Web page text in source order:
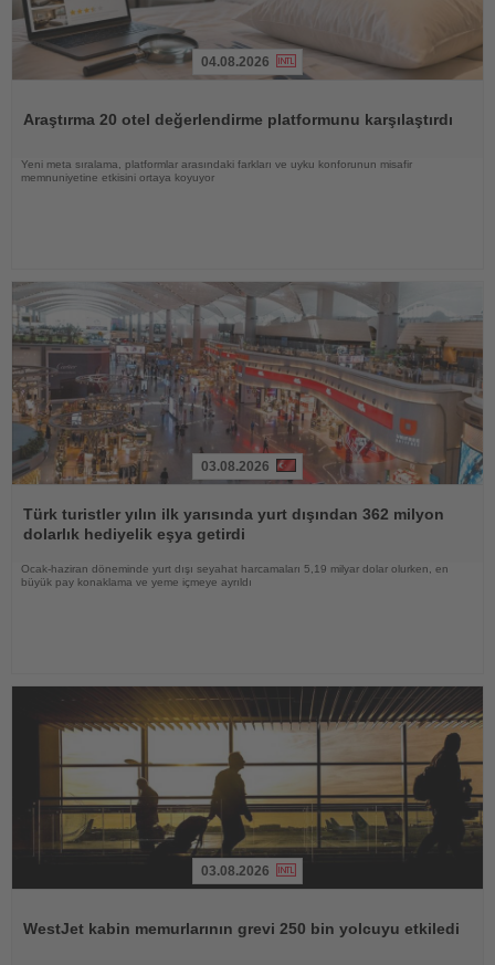
04.08.2026
Araştırma 20 otel değerlendirme platformunu karşılaştırdı
Yeni meta sıralama, platformlar arasındaki farkları ve uyku konforunun misafir
memnuniyetine etkisini ortaya koyuyor
Oku
03.08.2026
Türk turistler yılın ilk yarısında yurt dışından 362 milyon
dolarlık hediyelik eşya getirdi
Ocak-haziran döneminde yurt dışı seyahat harcamaları 5,19 milyar dolar olurken, en
büyük pay konaklama ve yeme içmeye ayrıldı
03.08.2026
WestJet kabin memurlarının grevi 250 bin yolcuyu etkiledi